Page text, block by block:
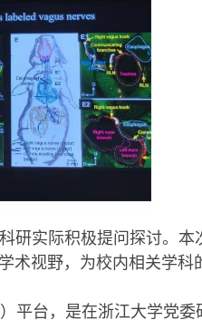
研实际积极提问探讨。本
术视野，为校内相关学科
）平台，是在浙江大学党委